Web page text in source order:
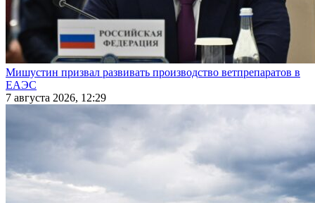
Мишустин призвал развивать производство ветпрепаратов в
ЕАЭС
7 августа 2026, 12:29